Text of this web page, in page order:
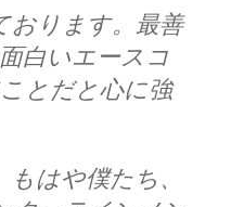
おります。最善
白いエースコ
とだと心に強